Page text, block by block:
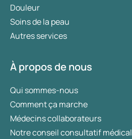
Douleur
Soins de la peau
Autres services
À propos de nous
Qui sommes-nous
Comment ça marche
Médecins collaborateurs
Notre conseil consultatif médical